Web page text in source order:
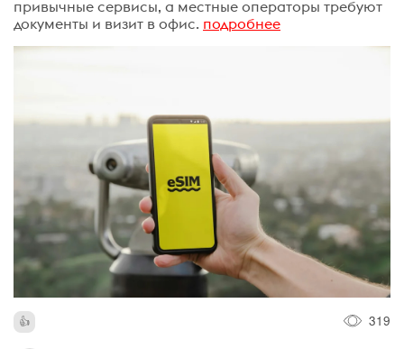
привычные сервисы, а местные операторы требуют
документы и визит в офис. подробнее
319